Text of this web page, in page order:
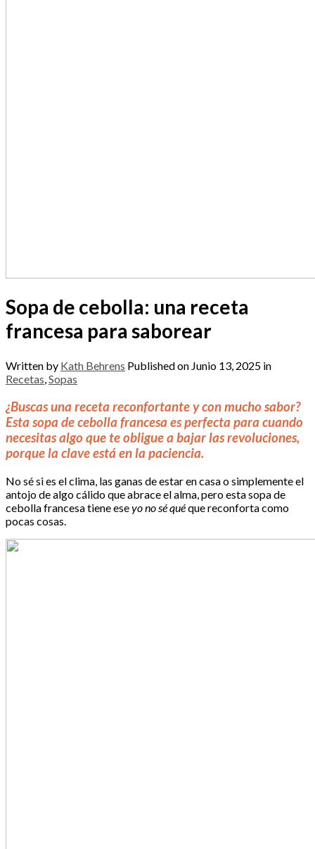
Sopa de cebolla: una receta
francesa para saborear
Written by Kath Behrens Published on Junio 13, 2025 in
Recetas,Sopas
¿Buscas una receta reconfortante y con mucho sabor?
Esta sopa de cebolla francesa es perfecta para cuando
necesitas algo que te obligue a bajar las revoluciones,
porque la clave está en la paciencia.
No sé si es el clima, las ganas de estar en casa o simplemente el
antojo de algo cálido que abrace el alma, pero esta sopa de
cebolla francesa tiene eseyo no sé quéque reconforta como
pocas cosas.